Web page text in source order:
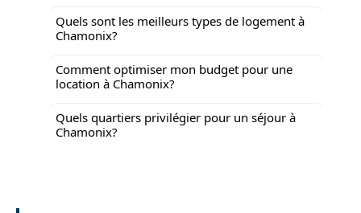
Quels sont les meilleurs types de logement à
Chamonix?
Comment optimiser mon budget pour une
location à Chamonix?
Quels quartiers privilégier pour un séjour à
Chamonix?